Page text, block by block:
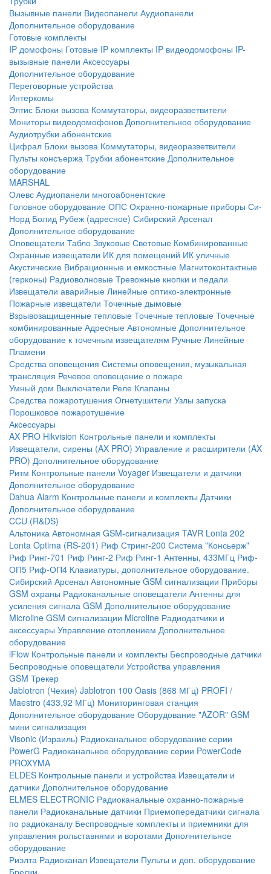
Вызывные панели Видеопанели Аудиопанели
Дополнительное оборудование
Готовые комплекты
IP домофоны Готовые IP комплекты IP видеодомофоны IP-
вызывные панели Аксессуары
Дополнительное оборудование
Переговорные устройства
Интеркомы
Элтис Блоки вызова Коммутаторы, видеоразветвители
Мониторы видеодомофонов Дополнительное оборудование
Аудиотрубки абонентские
Цифрал Блоки вызова Коммутаторы, видеоразветвители
Пульты консъержа Трубки абонентские Дополнительное
оборудование
MARSHAL
Олевс Аудиопанели многоабонентские
Головное оборудование ОПС Охранно-пожарные приборы Си-
Норд Болид Рубеж (адресное) Сибирский Арсенал
Дополнительное оборудование
Оповещатели Табло Звуковые Световые Комбинированные
Охранные извещатели ИК для помещений ИК уличные
Акустические Вибрационные и емкостные Магнитоконтактные
(герконы) Радиоволновые Тревожные кнопки и педали
Извещатели аварийные Линейные оптико-электронные
Пожарные извещатели Точечные дымовые
Взрывозащищенные тепловые Точечные тепловые Точечные
комбинированные Адресные Автономные Дополнительное
оборудование к точечным извещателям Ручные Линейные
Пламени
Средства оповещения Системы оповещения, музыкальная
трансляция Речевое оповещение о пожаре
Умный дом Выключатели Реле Клапаны
Средства пожаротушения Огнетушители Узлы запуска
Порошковое пожаротушение
Аксессуары
AX PRO Hikvision Контрольные панели и комплекты
Извещатели, сирены (AX PRO) Управление и расширители (AX
PRO) Дополнительное оборудование
Ритм Контрольные панели Voyager Извещатели и датчики
Дополнительное оборудование
Dahua Alarm Контрольные панели и комплекты Датчики
Дополнительное оборудование
CCU (R&DS)
Альтоника Автономная GSM-сигнализация TAVR Lonta 202
Lonta Optima (RS-201) Риф Стринг-200 Система "Консьерж"
Риф Ринг-701 Риф Ринг-2 Риф Ринг-1 Антенны, 433МГц Риф-
ОП5 Риф-ОП4 Клавиатуры, дополнительное оборудование.
Сибирский Арсенал Автономные GSM сигнализации Приборы
GSM охраны Радиоканальные оповещатели Антенны для
усиления сигнала GSM Дополнительное оборудование
Microline GSM cигнализации Microline Радиодатчики и
аксессуары Управление отоплением Дополнительное
оборудование
iFlow Контрольные панели и комплекты Беспроводные датчики
Беспроводные оповещатели Устройства управления
GSM Трекер
Jablotron (Чехия) Jablotron 100 Oasis (868 МГц) PROFI /
Maestro (433,92 МГц) Мониторинговая станция
Дополнительное оборудование Оборудование "AZOR" GSM
мини сигнализация
Visonic (Израиль) Радиоканальное оборудование серии
PowerG Радиоканальное оборудование серии PowerCode
PROXYMA
ELDES Контрольные панели и устройства Извещатели и
датчики Дополнительное оборудование
ELMES ELECTRONIC Радиоканальные охранно-пожарные
панели Радиоканальные датчики Приемопередатчики сигнала
по радиоканалу Беспроводные комплекты и приемники для
управления рольставнями и воротами Дополнительное
оборудование
Риэлта Радиоканал Извещатели Пульты и доп. оборудование